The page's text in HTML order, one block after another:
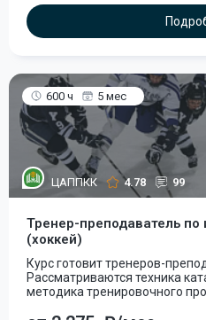
600 ч 5 мес
ЦАППКК 4.78 99
Тренер-преподаватель по
(хоккей)
Курс готовит тренеров-
Рассматриваются техника
методика тренировочного